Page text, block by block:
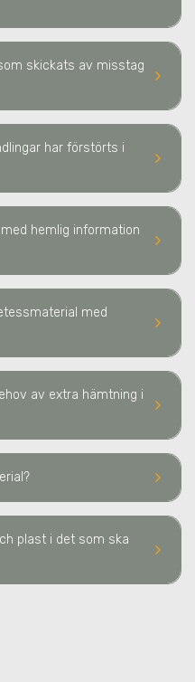
keyboard_arrow_right
skickats av misstag
keyboard_arrow_right
har förstörts i
keyboard_arrow_right
hemlig information
keyboard_arrow_right
med
keyboard_arrow_right
av extra hämtning i
keyboard_arrow_right
keyboard_arrow_right
plast i det som ska